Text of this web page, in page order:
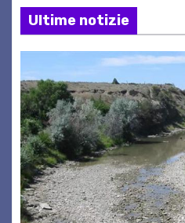
Ultime notizie